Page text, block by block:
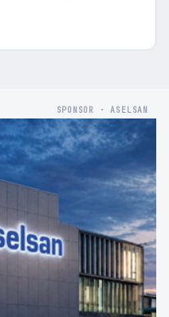
SPONSOR · ASELSAN